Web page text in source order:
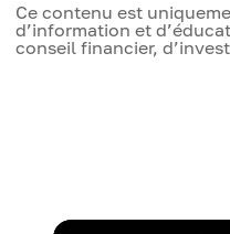
Ce contenu est
d’information et
conseil financier,